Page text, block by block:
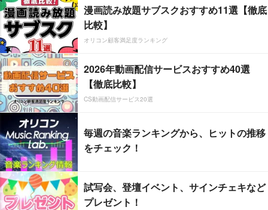
漫画読み放題サブスクおすすめ11選【徹底
比較】
オリコン顧客満足度ランキング
2026年動画配信サービスおすすめ40選
【徹底比較】
CS動画配信サービス20選
毎週の音楽ランキングから、ヒットの推移
をチェック！
試写会、登壇イベント、サインチェキなど
プレゼント！